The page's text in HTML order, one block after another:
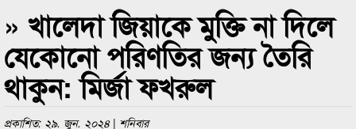
পুরস্কার বিতরণ সম্পন্ন
সিলেটে বাংলাদেশ গ্রুপ থিয়েটার ফেডারেশানের
» খালেদা জিয়াকে মুক্তি না দিলে
যেকোনো পরিণতির জন্য তৈরি
থাকুন: মির্জা ফখরুল
প্রকাশিত: ২৯. জুন. ২০২৪ | শনিবার